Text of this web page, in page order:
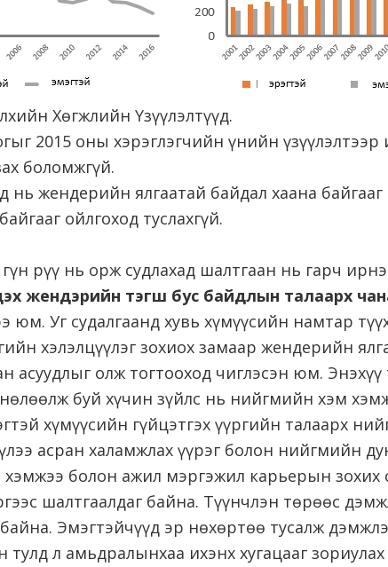
Хөгжлийн Үзүүлэлтүүд.
2015 оны хэрэглэгчийн үнийн
боломжгүй.
нь жендерийн ялгаатай байдал хаана байгааг
ойлгоход туслахгүй.
рүү нь орж судлахад шалтгаан нь гарч
дэх жендэрийн тэгш бус байдлын талаарх
юм. Уг судалгаанд хувь хүмүүсийн намтар
хэлэлцүүлэг зохиох замаар жендерийн
асуудлыг олж тогтооход чиглэсэн юм.
буй хүчин зүйлс нь нийгмийн хэм
хүмүүсийн гүйцэтгэх үүргийн талаарх
асран халамжлах үүрэг болон нийгмийн
хэмжээ болон ажил мэргэжил карьерын зохих
шалтгаалдаг байна. Түүнчлэн төрөөс
Эмэгтэйчүүд эр нөхөртөө тусалж
тулд л амьдралынхаа ихэнх хугацааг